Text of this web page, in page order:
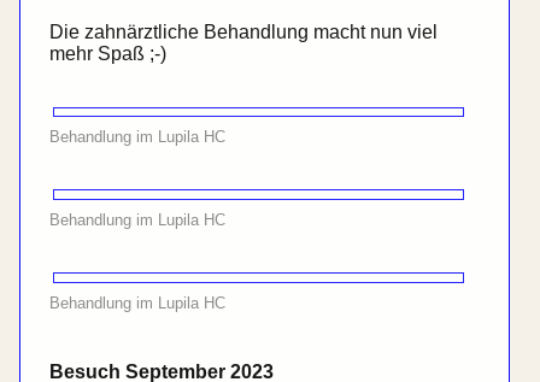
Die zahn­ärztliche Behand­lung macht nun viel
mehr Spaß ;-)
Behandlung im Lupila HC
Behandlung im Lupila HC
Behandlung im Lupila HC
Besuch September 2023